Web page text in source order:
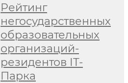
Рейтинг
негосударственных
образовательных
организаций-
резидентов IT-
Парка